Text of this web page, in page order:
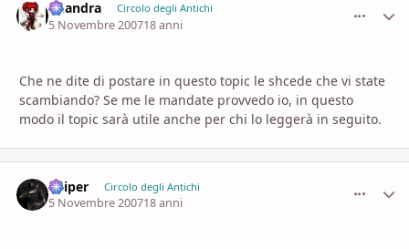
khandra Circolo degli Antichi
5 Novembre 200718 anni
Che ne dite di postare in questo topic le shcede che vi state
scambiando? Se me le mandate provvedo io, in questo
modo il topic sarà utile anche per chi lo leggerà in seguito.
Sniper Circolo degli Antichi
5 Novembre 200718 anni